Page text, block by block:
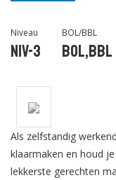
Niveau
Niv-3
BOL/BBL
BOL,BBL
Als zelfstandig
klaarmaken en houd
lekkerste gerechten